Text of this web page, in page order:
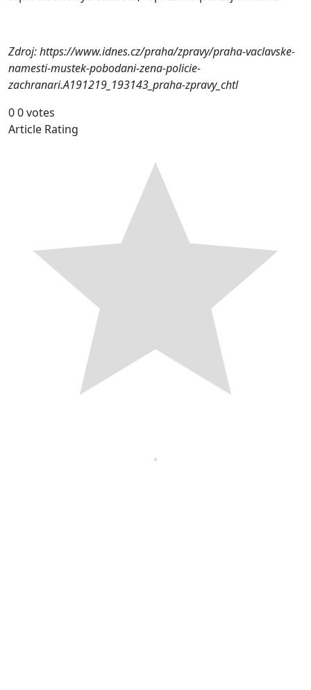
Zdroj: https://www.idnes.cz/praha/zpravy/praha-vaclavske-
namesti-mustek-pobodani-zena-policie-
zachranari.A191219_193143_praha-zpravy_chtl
00votes
Article Rating